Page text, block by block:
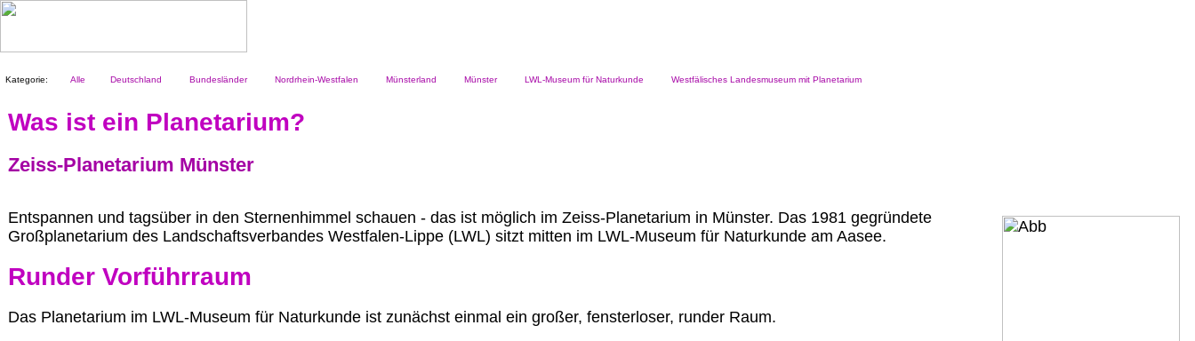
Kategorie: Alle Deutschland Bundesländer Nordrhein-Westfalen Münsterland Münster LWL-Museum für Naturkunde Westfälisches Landesmuseum mit Planetarium
Was ist ein Planetarium?
Zeiss-Planetarium Münster
Entspannen und tagsüber in den Sternenhimmel schauen - das ist möglich im Zeiss-Planetarium in Münster. Das 1981 gegründete
Großplanetarium des Landschaftsverbandes Westfalen-Lippe (LWL) sitzt mitten im LWL-Museum für Naturkunde am Aasee.
Runder Vorführraum
Das Planetarium im LWL-Museum für Naturkunde ist zunächst einmal ein großer, fensterloser, runder Raum.